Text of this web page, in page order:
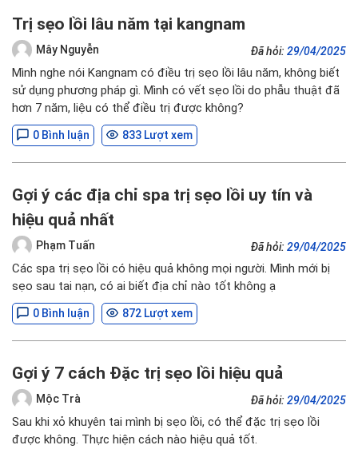
Trị sẹo lồi lâu năm tại kangnam
Mây Nguyễn Đã hỏi: 29/04/2025
Mình nghe nói Kangnam có điều trị sẹo lồi lâu năm, không biết
sử dụng phương pháp gì. Mình có vết sẹo lồi do phẫu thuật đã
hơn 7 năm, liệu có thể điều trị được không?
0 Bình luận 833 Lượt xem
Gợi ý các địa chỉ spa trị sẹo lồi uy tín và
hiệu quả nhất
Phạm Tuấn Đã hỏi: 29/04/2025
Các spa trị sẹo lồi có hiệu quả không mọi người. Mình mới bị
sẹo sau tai nạn, có ai biết địa chỉ nào tốt không ạ
0 Bình luận 872 Lượt xem
Gợi ý 7 cách Đặc trị sẹo lồi hiệu quả
Mộc Trà Đã hỏi: 29/04/2025
Sau khi xỏ khuyên tai mình bị sẹo lồi, có thể đặc trị sẹo lồi
được không. Thực hiện cách nào hiệu quả tốt.